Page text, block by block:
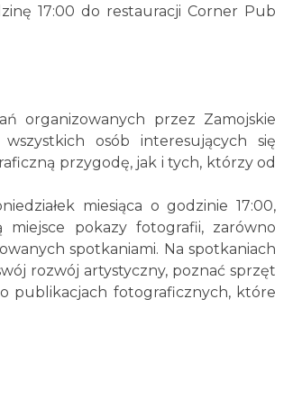
17:00 do restauracji Corner Pub
organizowanych przez Zamojskie
osób interesujących się
przygodę, jak i tych, którzy od
miesiąca o godzinie 17:00,
pokazy fotografii, zarówno
spotkaniami. Na spotkaniach
rozwój artystyczny, poznać sprzęt
publikacjach fotograficznych, które